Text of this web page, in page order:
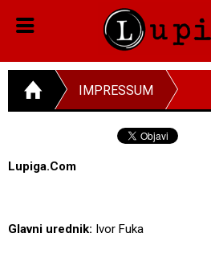
IMPRESSUM
Lupiga.Com
Glavni urednik: Ivor Fuka